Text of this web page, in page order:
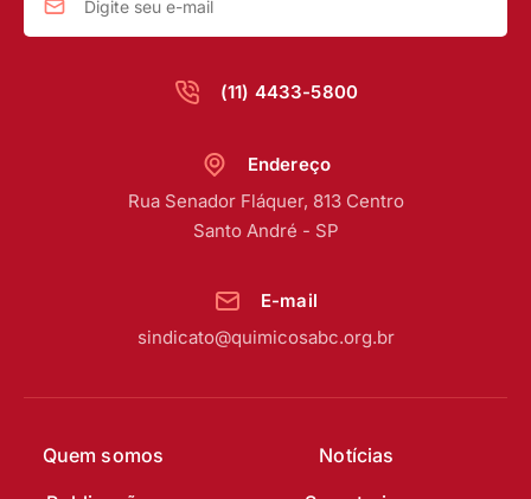
(11) 4433-5800
Quem somos
Notícias
Endereço
Rua Senador Fláquer, 813 Centro
Santo André - SP
E-mail
sindicato@quimicosabc.org.br